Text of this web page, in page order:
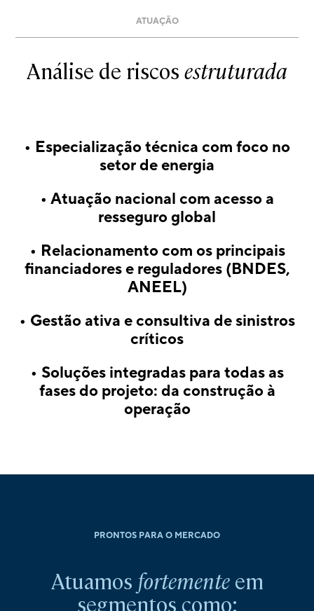
ATUAÇÃO
Análise de riscos estruturada
• Especialização técnica com foco no
setor de energia
• Atuação nacional com acesso a
resseguro global
• Relacionamento com os principais
financiadores e reguladores (BNDES,
ANEEL)
• Gestão ativa e consultiva de sinistros
críticos
• Soluções integradas para todas as
fases do projeto: da construção à
operação
PRONTOS PARA O MERCADO
Atuamos fortementeem
segmentos como: